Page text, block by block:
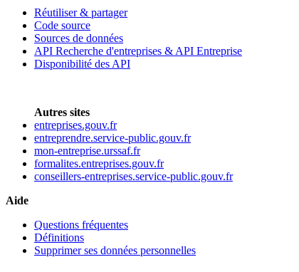
Réutiliser & partager
Code source
Sources de données
API Recherche d'entreprises & API Entreprise
Disponibilité des API
Autres sites
entreprises.gouv.fr
entreprendre.service-public.gouv.fr
mon-entreprise.urssaf.fr
formalites.entreprises.gouv.fr
conseillers-entreprises.service-public.gouv.fr
Aide
Questions fréquentes
Définitions
Supprimer ses données personnelles